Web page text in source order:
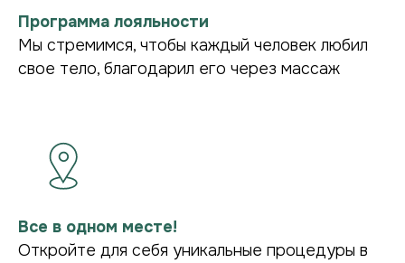
Программа лояльности
Мы стремимся, чтобы каждый человек любил
свое тело, благодарил его через массаж
Все в одном месте!
Откройте для себя уникальные процедуры в
ПОДРОБНЕЕ О НАС В TG